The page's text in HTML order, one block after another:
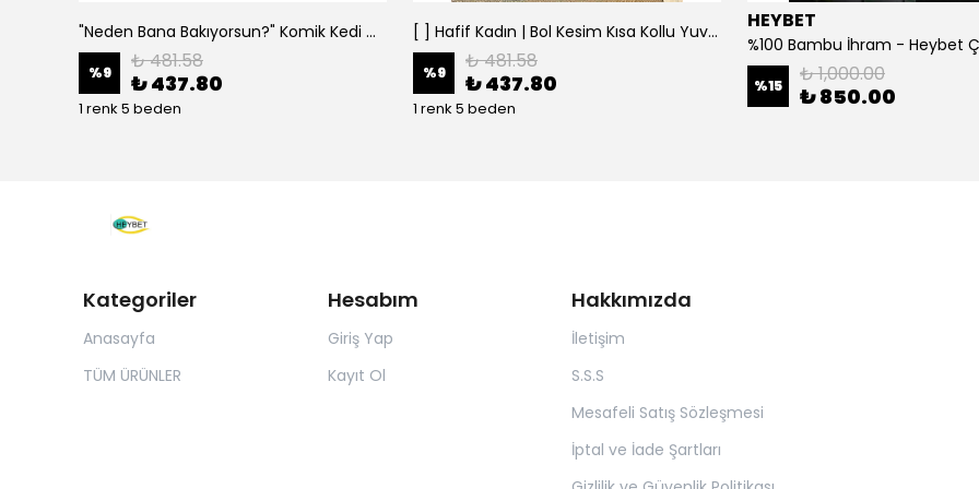
"Neden Bana Bakıyorsun?" Komik Kedi Grafik Tişört - Dijital Baskılı Siyah Bol - Siyah
%9 ₺ 481.58
₺ 437.80
1 renk 5 beden
[ ] Hafif Kadın | Bol Kesim Kısa Kollu Yuvarlak Yaka Eğlenceli Karikatür Ayı ve - Siyah
%9 ₺ 481.58
₺ 437.80
1 renk 5 beden
HEYBET
%100 Bambu İhram - Heybet
%15 ₺ 1,000.00
₺ 850.00
Kategoriler
Anasayfa
TÜM ÜRÜNLER
Hesabım
Giriş Yap
Kayıt Ol
Hakkımızda
İletişim
S.S.S
Mesafeli Satış Sözleşmesi
İptal ve İade Şartları